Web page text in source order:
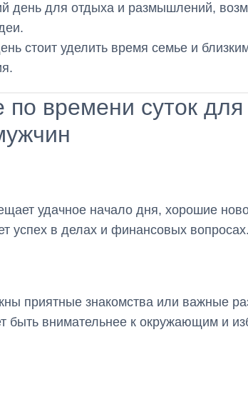
день для отдыха и размышлений,
стоит уделить время семье и
по времени суток для
удачное начало дня, хорошие
успех в делах и финансовых вопросах.
приятные знакомства или важные
быть внимательнее к окружающим и